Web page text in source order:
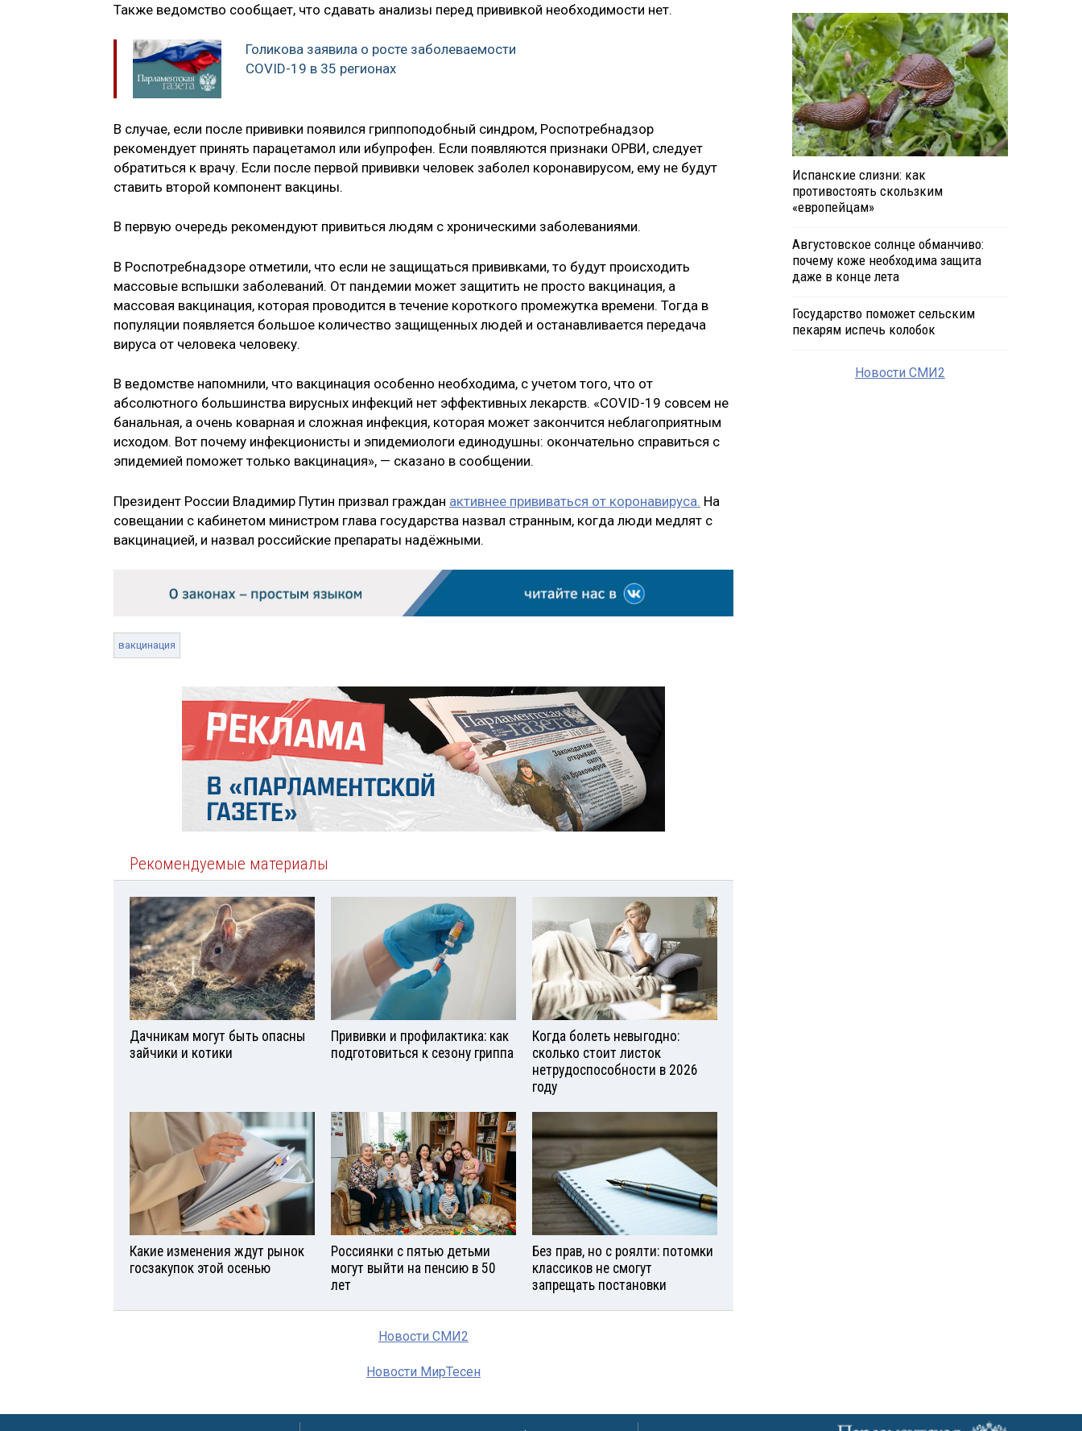
Также ведомство сообщает, что сдавать анализы перед прививкой необходимости нет.
Голикова заявила о росте заболеваемости
COVID-19 в 35 регионах
В случае, если после прививки появился гриппоподобный синдром, Роспотребнадзор
рекомендует принять парацетамол или ибупрофен. Если появляются признаки ОРВИ, следует
обратиться к врачу. Если после первой прививки человек заболел коронавирусом, ему не будут
ставить второй компонент вакцины.
В первую очередь рекомендуют привиться людям с хроническими заболеваниями.
В Роспотребнадзоре отметили, что если не защищаться прививками, то будут происходить
массовые вспышки заболеваний. От пандемии может защитить не просто вакцинация, а
массовая вакцинация, которая проводится в течение короткого промежутка времени. Тогда в
популяции появляется большое количество защищенных людей и останавливается передача
вируса от человека человеку.
В ведомстве напомнили, что вакцинация особенно необходима, с учетом того, что от
абсолютного большинства вирусных инфекций нет эффективных лекарств. «COVID-19 совсем не
банальная, а очень коварная и сложная инфекция, которая может закончится неблагоприятным
исходом. Вот почему инфекционисты и эпидемиологи единодушны: окончательно справиться с
эпидемией поможет только вакцинация», — сказано в сообщении.
Президент России Владимир Путин призвал граждан активнее прививаться от коронавируса. На
совещании с кабинетом министром глава государства назвал странным, когда люди медлят с
вакцинацией, и назвал российские препараты надёжными.
вакцинация
Рекомендуемые материалы
Дачникам могут быть опасны
зайчики и котики
Прививки и профилактика: как
подготовиться к сезону гриппа
Когда болеть невыгодно:
сколько стоит листок
нетрудоспособности в 2026
году
Какие изменения ждут рынок
госзакупок этой осенью
Россиянки с пятью детьми
могут выйти на пенсию в 50
лет
Без прав, но с роялти: потомки
классиков не смогут
запрещать постановки
Новости СМИ2
Новости МирТесен
Испанские слизни: как
противостоять скользким
«европейцам»
Августовское солнце обманчиво:
почему коже необходима защита
даже в конце лета
Государство поможет сельским
пекарям испечь колобок
Новости СМИ2